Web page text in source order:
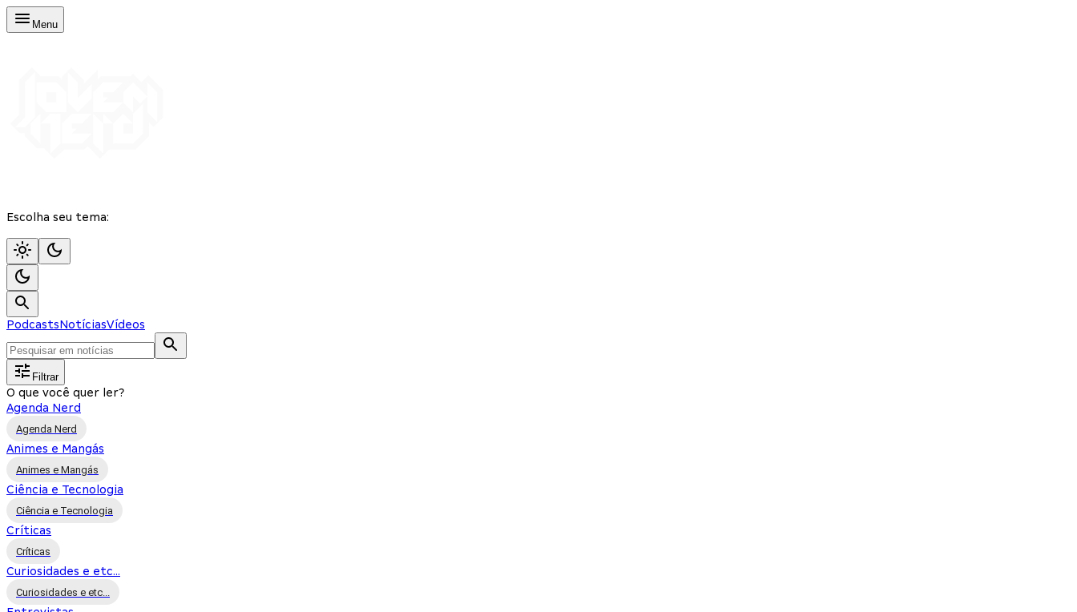
Menu
Escolha seu tema:
PodcastsNotíciasVídeos
Filtrar
O que você quer ler?
Agenda Nerd
Agenda Nerd
Animes e Mangás
Animes e Mangás
Ciência e Tecnologia
Ciência e Tecnologia
Críticas
Críticas
Curiosidades e etc...
Curiosidades e etc...